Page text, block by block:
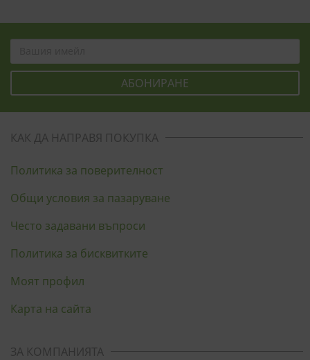
КАК ДА НАПРАВЯ ПОКУПКА
Политика за поверителност
Общи условия за пазаруване
Често задавани въпроси
Политика за бисквитките
Моят профил
Карта на сайта
ЗА КОМПАНИЯТА